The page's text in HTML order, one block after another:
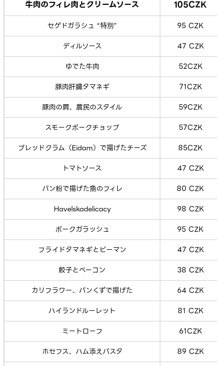
牛肉のフィレ肉とクリームソース 105CZK
セゲドガラシュ “特別”
95 CZK
ディルソース
47 CZK
ゆでた牛肉
52CZK
豚肉肝臓タマネギ
71CZK
豚肉の肩、農民のスタイル
59CZK
スモークポークチョップ
57CZK
ブレッドクラム（Eidam）で揚げたチーズ
85CZK
トマトソース
47 CZK
パン粉で揚げた魚のフィレ
80 CZK
Havelskadelicacy
98 CZK
ポークガラッシュ
95 CZK
フライドタマネギとピーマン
47 CZK
餃子とベーコン
38 CZK
カリフラワー、パンくずで揚げた
64 CZK
ハイランドルーレット
81 CZK
ミートローフ
61CZK
ホセフス、ハム添えパスタ
89 CZK